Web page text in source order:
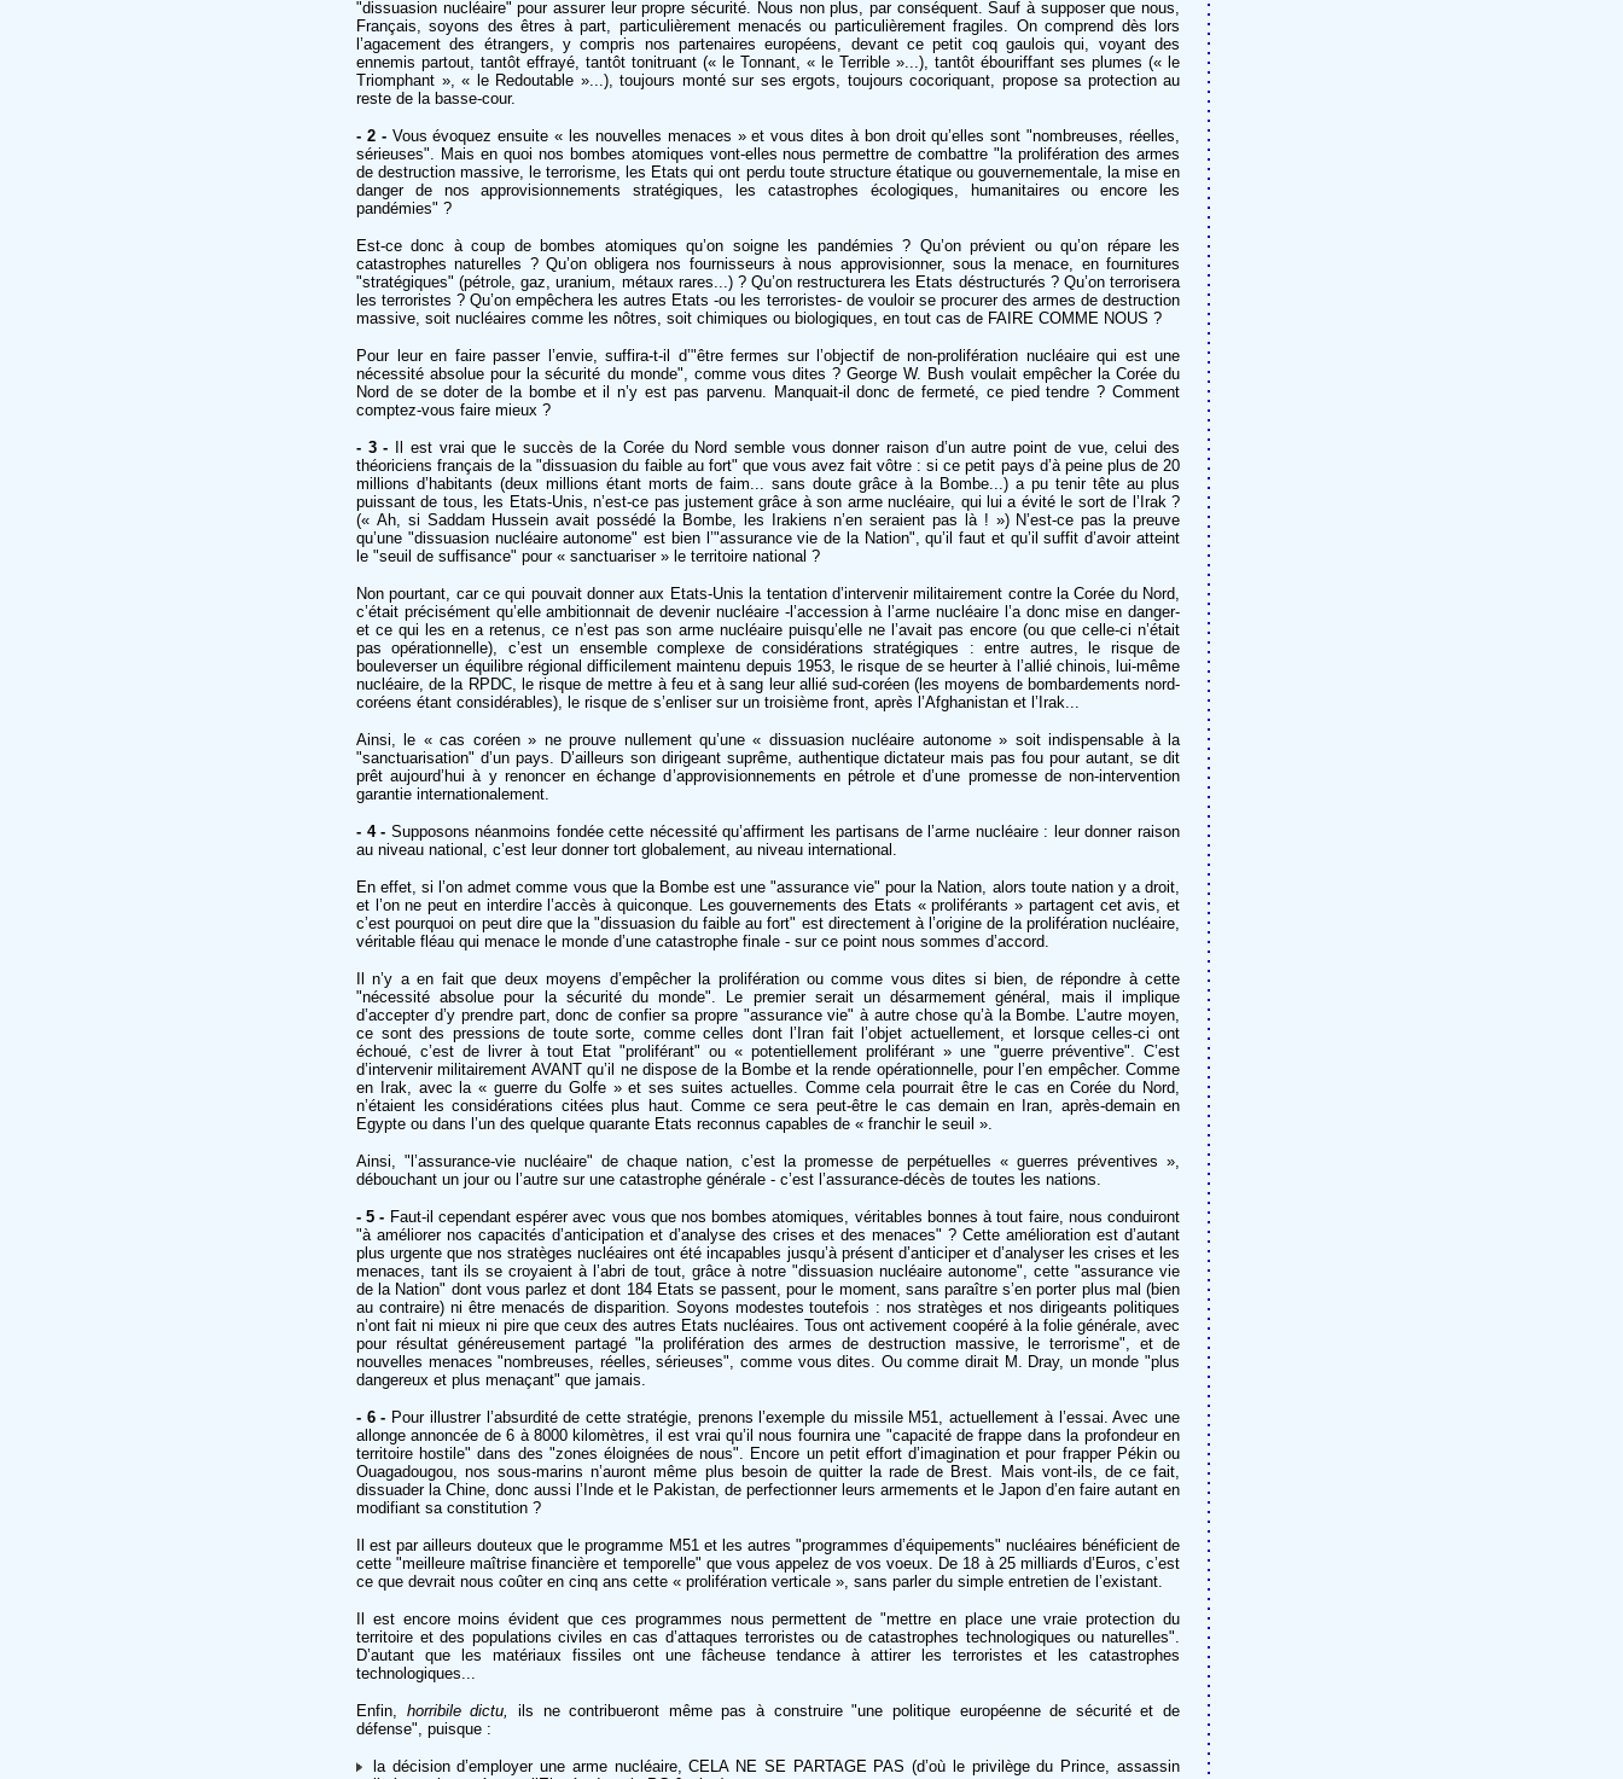
"dissuasion nucléaire" pour assurer leur propre sécurité. Nous non plus, par conséquent. Sauf à supposer que nous,
Français, soyons des êtres à part, particulièrement menacés ou particulièrement fragiles. On comprend dès lors
l’agacement des étrangers, y compris nos partenaires européens, devant ce petit coq gaulois qui, voyant des
ennemis partout, tantôt effrayé, tantôt tonitruant (« le Tonnant, « le Terrible »...), tantôt ébouriffant ses plumes (« le
Triomphant », « le Redoutable »...), toujours monté sur ses ergots, toujours cocoriquant, propose sa protection au
reste de la basse-cour.
- 2 -Vous évoquez ensuite « les nouvelles menaces » et vous dites à bon droit qu’elles sont "nombreuses, réelles,
sérieuses". Mais en quoi nos bombes atomiques vont-elles nous permettre de combattre "la prolifération des armes
de destruction massive, le terrorisme, les Etats qui ont perdu toute structure étatique ou gouvernementale, la mise en
danger de nos approvisionnements stratégiques, les catastrophes écologiques, humanitaires ou encore les
pandémies" ?
Est-ce donc à coup de bombes atomiques qu’on soigne les pandémies ? Qu’on prévient ou qu’on répare les
catastrophes naturelles ? Qu’on obligera nos fournisseurs à nous approvisionner, sous la menace, en fournitures
"stratégiques" (pétrole, gaz, uranium, métaux rares...) ? Qu’on restructurera les Etats déstructurés ? Qu’on terrorisera
les terroristes ? Qu’on empêchera les autres Etats -ou les terroristes- de vouloir se procurer des armes de destruction
massive, soit nucléaires comme les nôtres, soit chimiques ou biologiques, en tout cas de FAIRE COMME NOUS ?
Pour leur en faire passer l’envie, suffira-t-il d’"être fermes sur l’objectif de non-prolifération nucléaire qui est une
nécessité absolue pour la sécurité du monde", comme vous dites ? George W. Bush voulait empêcher la Corée du
Nord de se doter de la bombe et il n’y est pas parvenu. Manquait-il donc de fermeté, ce pied tendre ? Comment
comptez-vous faire mieux ?
- 3 - Il est vrai que le succès de la Corée du Nord semble vous donner raison d’un autre point de vue, celui des
théoriciens français de la "dissuasion du faible au fort" que vous avez fait vôtre : si ce petit pays d’à peine plus de 20
millions d’habitants (deux millions étant morts de faim... sans doute grâce à la Bombe...) a pu tenir tête au plus
puissant de tous, les Etats-Unis, n’est-ce pas justement grâce à son arme nucléaire, qui lui a évité le sort de l’Irak ?
(« Ah, si Saddam Hussein avait possédé la Bombe, les Irakiens n’en seraient pas là ! ») N’est-ce pas la preuve
qu’une "dissuasion nucléaire autonome" est bien l’"assurance vie de la Nation", qu’il faut et qu’il suffit d’avoir atteint
le "seuil de suffisance" pour « sanctuariser » le territoire national ?
Non pourtant, car ce qui pouvait donner aux Etats-Unis la tentation d’intervenir militairement contre la Corée du Nord,
c’était précisément qu’elle ambitionnait de devenir nucléaire -l’accession à l’arme nucléaire l’a donc mise en danger-
et ce qui les en a retenus, ce n’est pas son arme nucléaire puisqu’elle ne l’avait pas encore (ou que celle-ci n’était
pas opérationnelle), c’est un ensemble complexe de considérations stratégiques : entre autres, le risque de
bouleverser un équilibre régional difficilement maintenu depuis 1953, le risque de se heurter à l’allié chinois, lui-même
nucléaire, de la RPDC, le risque de mettre à feu et à sang leur allié sud-coréen (les moyens de bombardements nord-
coréens étant considérables), le risque de s’enliser sur un troisième front, après l’Afghanistan et l’Irak...
Ainsi, le « cas coréen » ne prouve nullement qu’une « dissuasion nucléaire autonome » soit indispensable à la
"sanctuarisation" d’un pays. D’ailleurs son dirigeant suprême, authentique dictateur mais pas fou pour autant, se dit
prêt aujourd’hui à y renoncer en échange d’approvisionnements en pétrole et d’une promesse de non-intervention
garantie internationalement.
- 4 - Supposons néanmoins fondée cette nécessité qu’affirment les partisans de l’arme nucléaire : leur donner raison
au niveau national, c’est leur donner tort globalement, au niveau international.
En effet, si l’on admet comme vous que la Bombe est une "assurance vie" pour la Nation, alors toute nation y a droit,
et l’on ne peut en interdire l’accès à quiconque. Les gouvernements des Etats « proliférants » partagent cet avis, et
c’est pourquoi on peut dire que la "dissuasion du faible au fort" est directement à l’origine de la prolifération nucléaire,
véritable fléau qui menace le monde d’une catastrophe finale - sur ce point nous sommes d’accord.
Il n’y a en fait que deux moyens d’empêcher la prolifération ou comme vous dites si bien, de répondre à cette
"nécessité absolue pour la sécurité du monde". Le premier serait un désarmement général, mais il implique
d’accepter d’y prendre part, donc de confier sa propre "assurance vie" à autre chose qu’à la Bombe. L’autre moyen,
ce sont des pressions de toute sorte, comme celles dont l’Iran fait l’objet actuellement, et lorsque celles-ci ont
échoué, c’est de livrer à tout Etat "proliférant" ou « potentiellement proliférant » une "guerre préventive". C’est
d’intervenir militairement AVANT qu’il ne dispose de la Bombe et la rende opérationnelle, pour l’en empêcher. Comme
en Irak, avec la « guerre du Golfe » et ses suites actuelles. Comme cela pourrait être le cas en Corée du Nord,
n’étaient les considérations citées plus haut. Comme ce sera peut-être le cas demain en Iran, après-demain en
Egypte ou dans l’un des quelque quarante Etats reconnus capables de « franchir le seuil ».
Ainsi, "l’assurance-vie nucléaire" de chaque nation, c’est la promesse de perpétuelles « guerres préventives »,
débouchant un jour ou l’autre sur une catastrophe générale - c’est l’assurance-décès de toutes les nations.
- 5 - Faut-il cependant espérer avec vous que nos bombes atomiques, véritables bonnes à tout faire, nous conduiront
"à améliorer nos capacités d’anticipation et d’analyse des crises et des menaces" ? Cette amélioration est d’autant
plus urgente que nos stratèges nucléaires ont été incapables jusqu’à présent d’anticiper et d’analyser les crises et les
menaces, tant ils se croyaient à l’abri de tout, grâce à notre "dissuasion nucléaire autonome", cette "assurance vie
de la Nation" dont vous parlez et dont 184 Etats se passent, pour le moment, sans paraître s’en porter plus mal (bien
au contraire) ni être menacés de disparition. Soyons modestes toutefois : nos stratèges et nos dirigeants politiques
n’ont fait ni mieux ni pire que ceux des autres Etats nucléaires. Tous ont activement coopéré à la folie générale, avec
pour résultat généreusement partagé "la prolifération des armes de destruction massive, le terrorisme", et de
nouvelles menaces "nombreuses, réelles, sérieuses", comme vous dites. Ou comme dirait M. Dray, un monde "plus
dangereux et plus menaçant" que jamais.
- 6 - Pour illustrer l’absurdité de cette stratégie, prenons l’exemple du missile M51, actuellement à l’essai. Avec une
allonge annoncée de 6 à 8000 kilomètres, il est vrai qu’il nous fournira une "capacité de frappe dans la profondeur en
territoire hostile" dans des "zones éloignées de nous". Encore un petit effort d’imagination et pour frapper Pékin ou
Ouagadougou, nos sous-marins n’auront même plus besoin de quitter la rade de Brest. Mais vont-ils, de ce fait,
dissuader la Chine, donc aussi l’Inde et le Pakistan, de perfectionner leurs armements et le Japon d’en faire autant en
modifiant sa constitution ?
Il est par ailleurs douteux que le programme M51 et les autres "programmes d’équipements" nucléaires bénéficient de
cette "meilleure maîtrise financière et temporelle" que vous appelez de vos voeux. De 18 à 25 milliards d’Euros, c’est
ce que devrait nous coûter en cinq ans cette « prolifération verticale », sans parler du simple entretien de l’existant.
Il est encore moins évident que ces programmes nous permettent de "mettre en place une vraie protection du
territoire et des populations civiles en cas d’attaques terroristes ou de catastrophes technologiques ou naturelles".
D’autant que les matériaux fissiles ont une fâcheuse tendance à attirer les terroristes et les catastrophes
technologiques...
Enfin, horribile dictu,
ils ne contribueront même pas à construire "une politique européenne de sécurité et de
défense", puisque :
la décision d’employer une arme nucléaire, CELA NE SE PARTAGE PAS (d’où le privilège du Prince, assassin